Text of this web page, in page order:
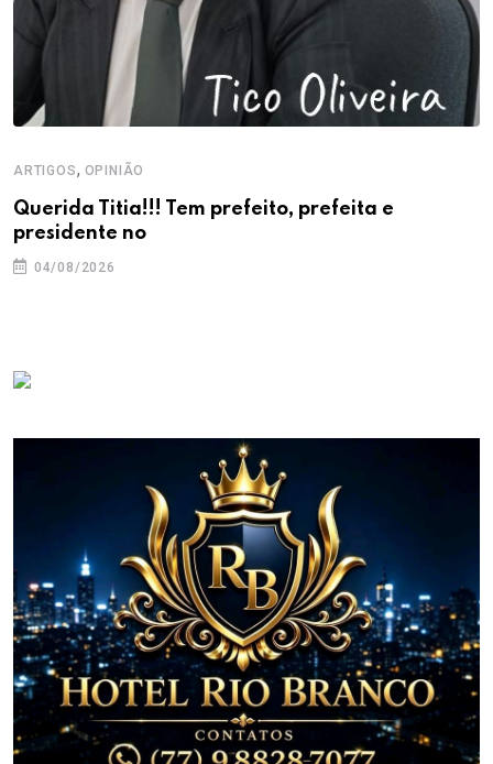
ARTIGOS, OPINIÃO
Querida Titia!!! Tem prefeito, prefeita e
presidente no
04/08/2026